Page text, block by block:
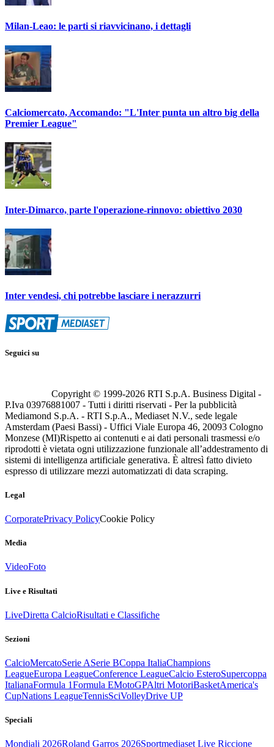
Milan-Leao: le parti si riavvicinano, i dettagli
Calciomercato, Accomando: "L'Inter punta un altro big della
Premier League"
Inter-Dimarco, parte l'operazione-rinnovo: obiettivo 2030
Inter vendesi, chi potrebbe lasciare i nerazzurri
Seguici su
Copyright © 1999-2026 RTI S.p.A. Business Digital -
P.Iva 03976881007 - Tutti i diritti riservati - Per la pubblicità
Mediamond S.p.A. - RTI S.p.A., Mediaset N.V., sede legale
Amsterdam (Paesi Bassi) - Uffici Viale Europa 46, 20093 Cologno
Monzese (MI)Rispetto ai contenuti e ai dati personali trasmessi e/o
riprodotti è vietata ogni utilizzazione funzionale all’addestramento di
sistemi di intelligenza artificiale generativa. È altresì fatto divieto
espresso di utilizzare mezzi automatizzati di data scraping.
Legal
CorporatePrivacy PolicyCookie Policy
Media
VideoFoto
Live e Risultati
LiveDiretta CalcioRisultati e Classifiche
Sezioni
CalcioMercatoSerie ASerie BCoppa ItaliaChampions
LeagueEuropa LeagueConference LeagueCalcio EsteroSupercoppa
ItalianaFormula 1Formula EMotoGPAltri MotoriBasketAmerica's
CupNations LeagueTennisSciVolleyDrive UP
Speciali
Mondiali 2026Roland Garros 2026Sportmediaset Live Riccione